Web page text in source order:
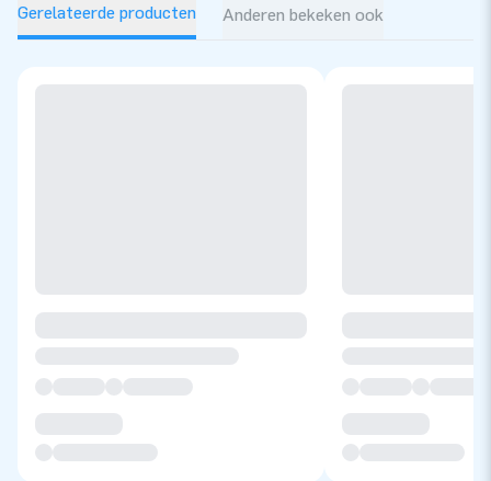
Gerelateerde producten Anderen bekeken ook